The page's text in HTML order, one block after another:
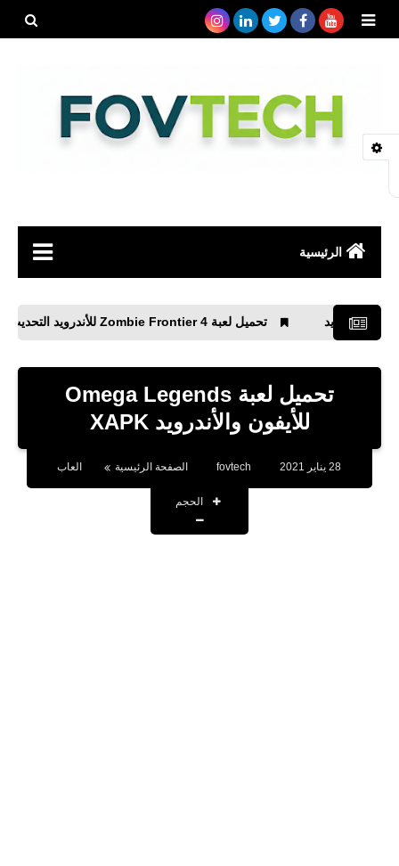
الرئيسية
مواقع
بلوجر
تحميل لعبة Zombie Frontier 4‏ للأندرويد التحديث الجديد
للأيفون والأندرويد XAPK
28 يناير 2021 fovtech الصفحة الرئيسية العاب
الحجم